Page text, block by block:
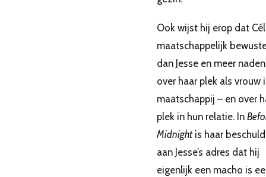
Ook wijst hij erop dat
maatschappelijk
dan Jesse en meer
over haar plek als vrouw
maatschappij – en over
plek in hun relatie. In
Midnightis haar
aan Jesse’s adres dat hij
eigenlijk een macho is